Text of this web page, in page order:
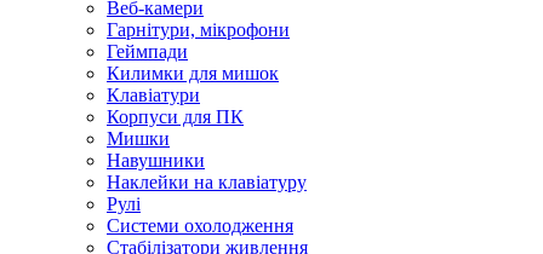
Веб-камери
Гарнітури, мікрофони
Геймпади
Килимки для мишок
Клавіатури
Корпуси для ПК
Мишки
Навушники
Наклейки на клавіатуру
Рулі
Системи охолодження
Стабілізатори живлення